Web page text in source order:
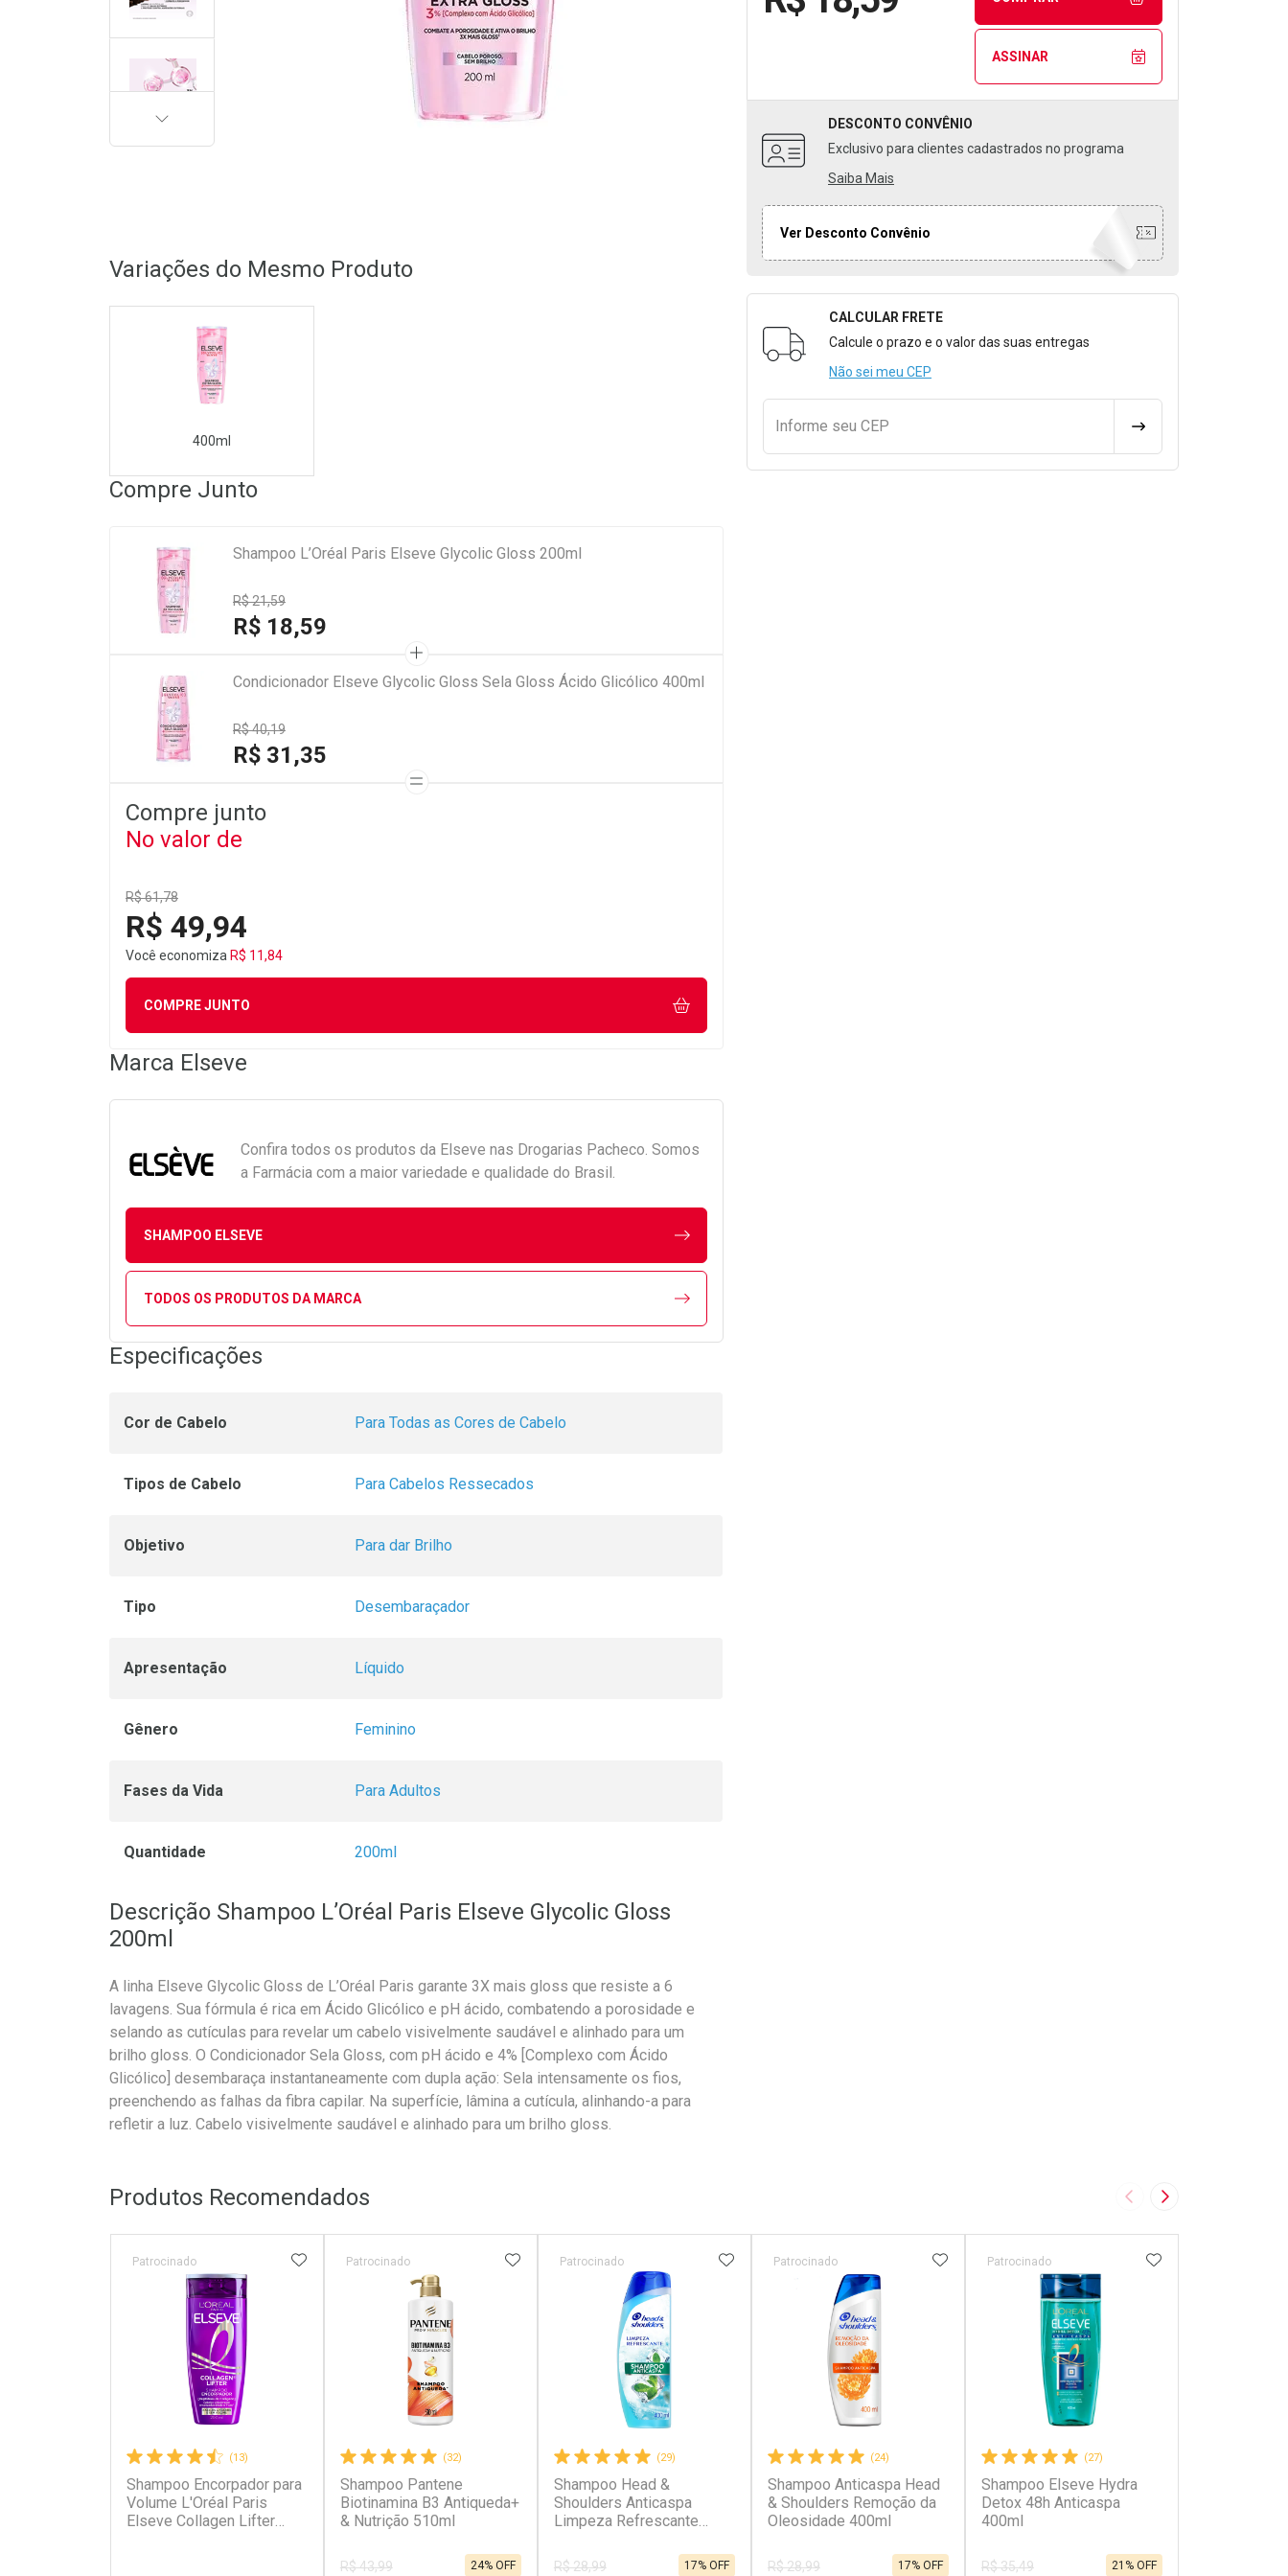
ASSINAR
DESCONTO CONVÊNIO
Exclusivo para clientes cadastrados no programa
Saiba Mais
Ver Desconto Convênio
Formulário para Calcular o Frete
CALCULAR FRETE
Calcule o prazo e o valor das suas entregas
Não sei meu CEP
Informe seu CEP CALCULAR FRETE
PRÓXIMA
Variações do Mesmo Produto
400ml
Compre Junto
Shampoo L’Oréal Paris Elseve Glycolic Gloss 200ml
R$ 21,59
R$ 18,59
Condicionador Elseve Glycolic Gloss Sela Gloss Ácido Glicólico 400ml
R$ 40,19
R$ 31,35
Compre junto
No valor de
R$ 61,78
R$ 49,94
Você economiza R$ 11,84
COMPRE JUNTO
Marca Elseve
Confira todos os produtos da Elseve nas Drogarias Pacheco. Somos
a Farmácia com a maior variedade e qualidade do Brasil.
SHAMPOO ELSEVE
TODOS OS PRODUTOS DA MARCA
Especificações
Cor de Cabelo Para Todas as Cores de Cabelo
Tipos de Cabelo Para Cabelos Ressecados
Objetivo Para dar Brilho
Tipo Desembaraçador
Apresentação Líquido
Gênero Feminino
Fases da Vida Para Adultos
Quantidade 200ml
Descrição Shampoo L’Oréal Paris Elseve Glycolic Gloss
200ml
A linha Elseve Glycolic Gloss de L’Oréal Paris garante 3X mais gloss que resiste a 6
lavagens. Sua fórmula é rica em Ácido Glicólico e pH ácido, combatendo a porosidade e
selando as cutículas para revelar um cabelo visivelmente saudável e alinhado para um
brilho gloss. O Condicionador Sela Gloss, com pH ácido e 4% [Complexo com Ácido
Glicólico] desembaraça instantaneamente com dupla ação: Sela intensamente os fios,
preenchendo as falhas da fibra capilar. Na superfície, lâmina a cutícula, alinhando-a para
refletir a luz. Cabelo visivelmente saudável e alinhado para um brilho gloss.
Produtos Recomendados Imagem Anterior
Próxima Imagem
(13)
Shampoo Encorpador para
Volume L'Oréal Paris
Elseve Collagen Lifter
Patrocinado ADICIONAR AOS FAVORITOS
(32)
Shampoo Pantene
Biotinamina B3 Antiqueda+
& Nutrição 510ml
Patrocinado
R$ 43,99
24% OFF
ADICIONAR AOS FAVORITOS
(29)
Shampoo Head &
Shoulders Anticaspa
Limpeza Refrescante
Patrocinado
R$ 28,99
17% OFF
ADICIONAR AOS FAVORITOS
(24)
Shampoo Anticaspa Head
& Shoulders Remoção da
Oleosidade 400ml
Patrocinado
R$ 28,99
17% OFF
ADICIONAR AOS FAVORITOS
(27)
Shampoo Elseve Hydra
Detox 48h Anticaspa
400ml
Patrocinado
R$ 35,49
21% OFF
ADICIONAR AOS